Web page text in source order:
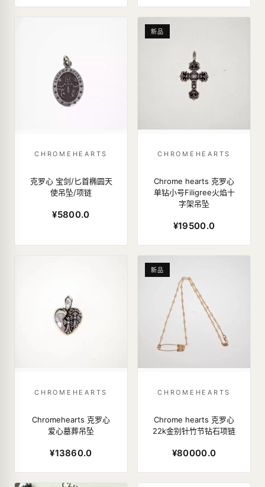
CHROMEHEARTS
克罗心 宝剑/匕首椭圆天
使吊坠/项链
¥5800.0
新品
CHROMEHEARTS
Chrome hearts 克罗心
单钻小号Filigree火焰十
字架吊坠
¥19500.0
CHROMEHEARTS
Chromehearts 克罗心
爱心墓葬吊坠
¥13860.0
新品
CHROMEHEARTS
Chrome hearts 克罗心
22k金别针竹节钻石项链
¥80000.0